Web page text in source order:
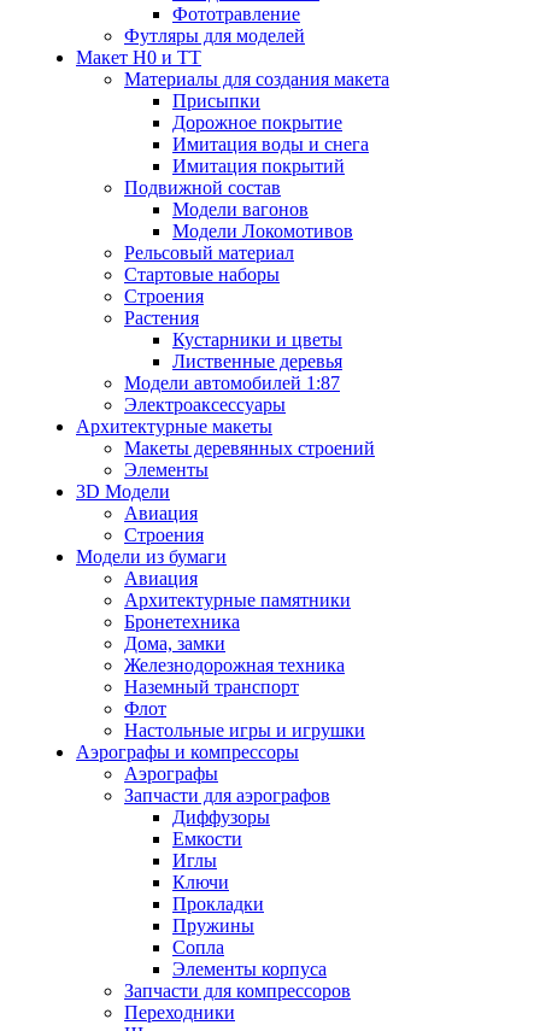
Фототравление
Футляры для моделей
Макет H0 и TT
Материалы для создания макета
Присыпки
Дорожное покрытие
Имитация воды и снега
Имитация покрытий
Подвижной состав
Модели вагонов
Модели Локомотивов
Рельсовый материал
Стартовые наборы
Строения
Растения
Кустарники и цветы
Лиственные деревья
Модели автомобилей 1:87
Электроаксессуары
Архитектурные макеты
Макеты деревянных строений
Элементы
3D Модели
Авиация
Строения
Модели из бумаги
Авиация
Архитектурные памятники
Бронетехника
Дома, замки
Железнодорожная техника
Наземный транспорт
Флот
Настольные игры и игрушки
Аэрографы и компрессоры
Аэрографы
Запчасти для аэрографов
Диффузоры
Емкости
Иглы
Ключи
Прокладки
Пружины
Сопла
Элементы корпуса
Запчасти для компрессоров
Переходники